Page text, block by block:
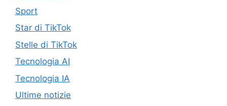
Sport
Star di TikTok
Stelle di TikTok
Tecnologia AI
Tecnologia IA
Ultime notizie